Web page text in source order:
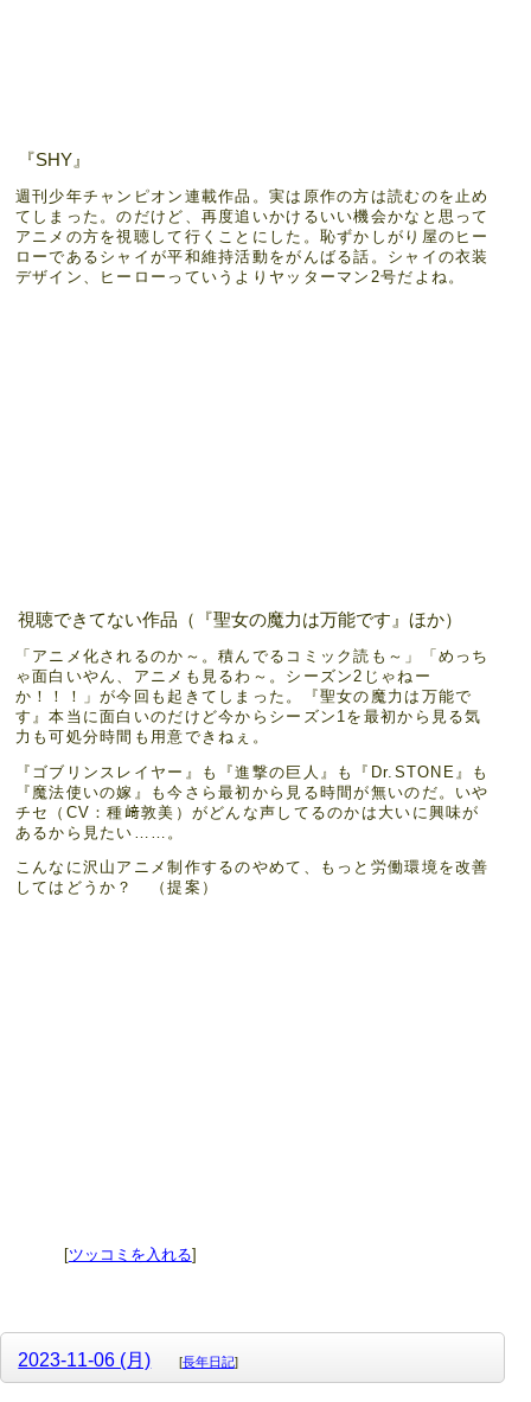
『SHY』
週刊少年チャンピオン連載作品。実は原作の方は読むのを止め
てしまった。のだけど、再度追いかけるいい機会かなと思って
アニメの方を視聴して行くことにした。恥ずかしがり屋のヒー
ローであるシャイが平和維持活動をがんばる話。シャイの衣装
デザイン、ヒーローっていうよりヤッターマン2号だよね。
視聴できてない作品（『聖女の魔力は万能です』ほか）
「アニメ化されるのか～。積んでるコミック読も～」「めっち
ゃ面白いやん、アニメも見るわ～。シーズン2じゃねー
か！！！」が今回も起きてしまった。『聖女の魔力は万能で
す』本当に面白いのだけど今からシーズン1を最初から見る気
力も可処分時間も用意できねぇ。
『ゴブリンスレイヤー』も『進撃の巨人』も『Dr.STONE』も
『魔法使いの嫁』も今さら最初から見る時間が無いのだ。いや
チセ（CV：種﨑敦美）がどんな声してるのかは大いに興味が
あるから見たい……。
こんなに沢山アニメ制作するのやめて、もっと労働環境を改善
してはどうか？ （提案）
[ツッコミを入れる]
2023-11-06 (月) [長年日記]